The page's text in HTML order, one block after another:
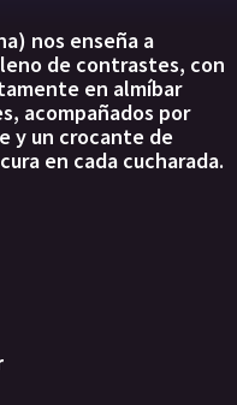
nos enseña a
de contrastes, con
en almíbar
acompañados por
y un crocante de
en cada cucharada.